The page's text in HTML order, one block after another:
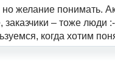
но желание понимать.
– тоже
когда хотим